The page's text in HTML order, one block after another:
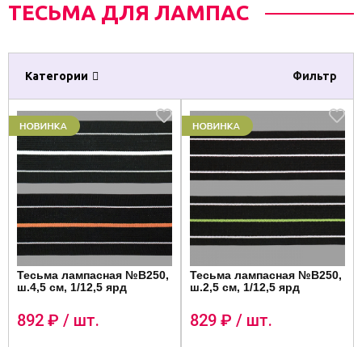
ТЕСЬМА ДЛЯ ЛАМПАС
Категории Фильтр
Тесьма лампасная №B250,
ш.4,5 см, 1/12,5 ярд
892 ₽ / шт.
Тесьма лампасная №B250,
ш.2,5 см, 1/12,5 ярд
829 ₽ / шт.